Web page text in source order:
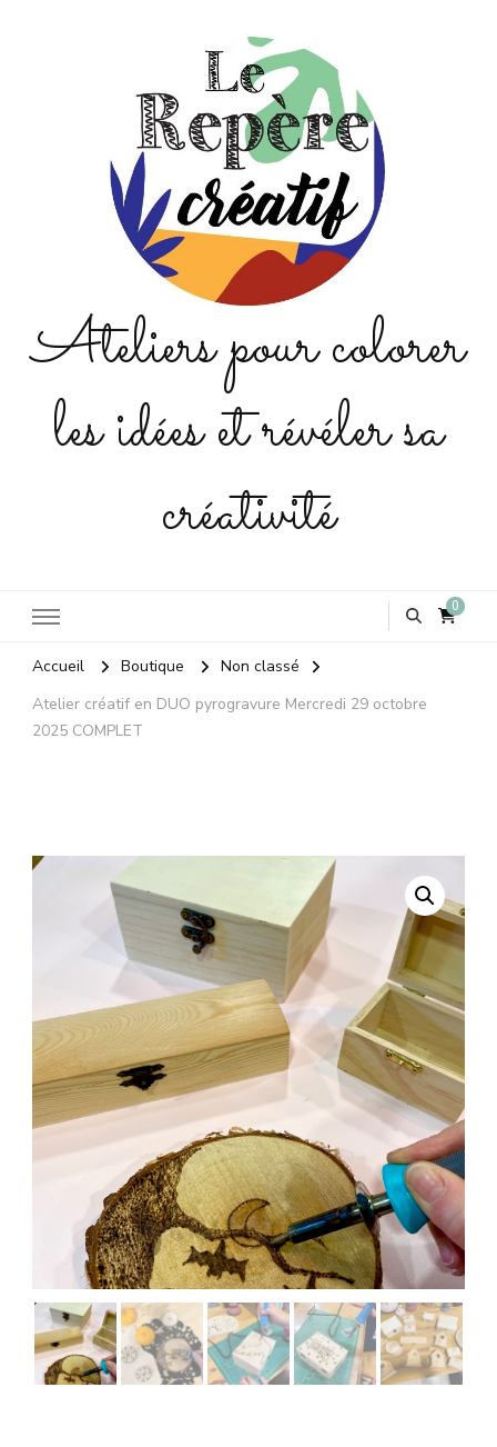
Ateliers pour colorer
les idées et révéler sa
créativité
0
Accueil Boutique
Non classé
Atelier créatif en DUO pyrogravure Mercredi 29 octobre
2025 COMPLET